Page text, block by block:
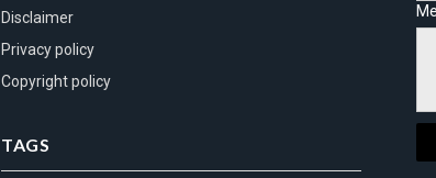
Disclaimer
Privacy policy
Copyright policy
TAGS